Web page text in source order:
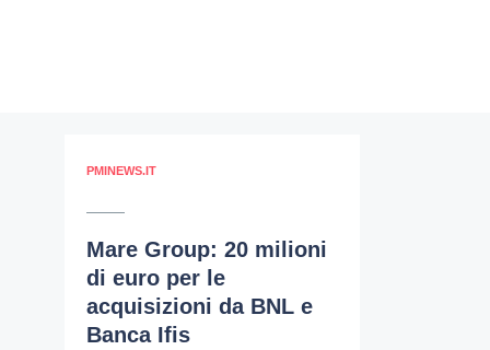
PMINEWS.IT
Mare Group: 20 milioni
di euro per le
acquisizioni da BNL e
Banca Ifis